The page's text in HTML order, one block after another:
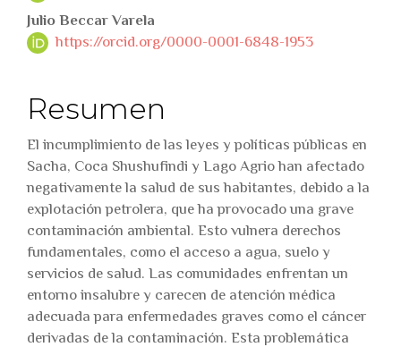
Julio Beccar Varela
https://orcid.org/0000-0001-6848-1953
Resumen
El incumplimiento de las leyes y políticas públicas en
Sacha, Coca Shushufindi y Lago Agrio han afectado
negativamente la salud de sus habitantes, debido a la
explotación petrolera, que ha provocado una grave
contaminación ambiental. Esto vulnera derechos
fundamentales, como el acceso a agua, suelo y
servicios de salud. Las comunidades enfrentan un
entorno insalubre y carecen de atención médica
adecuada para enfermedades graves como el cáncer
derivadas de la contaminación. Esta problemática